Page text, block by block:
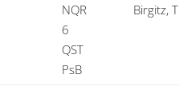
NQR
6
QST
PsB
Birgitz,